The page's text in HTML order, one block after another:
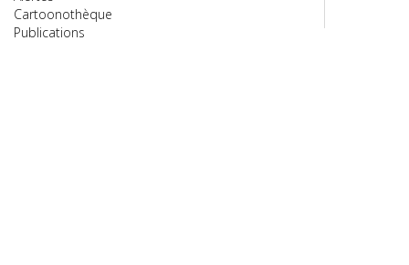
Cartoonothèque
Publications